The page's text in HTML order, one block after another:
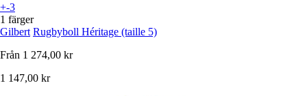
+-3
1 färger
Gilbert Rugbyboll Héritage (taille 5)
Från 1 274,00 kr
1 147,00 kr